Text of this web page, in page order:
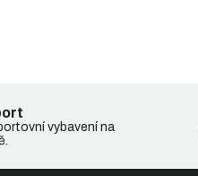
vybavení na